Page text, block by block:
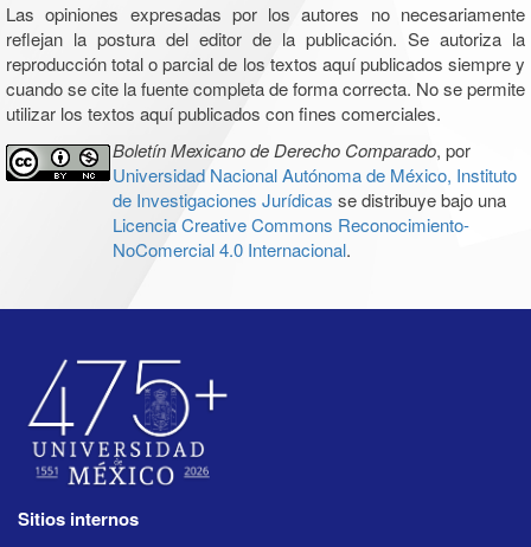
Las opiniones expresadas por los autores no necesariamente
reflejan la postura del editor de la publicación. Se autoriza la
reproducción total o parcial de los textos aquí publicados siempre y
cuando se cite la fuente completa de forma correcta. No se permite
utilizar los textos aquí publicados con fines comerciales.
Boletín Mexicano de Derecho Comparado, por
Universidad Nacional Autónoma de México, Instituto
de Investigaciones Jurídicas se distribuye bajo una
Licencia Creative Commons Reconocimiento-
NoComercial 4.0 Internacional.
Sitios internos